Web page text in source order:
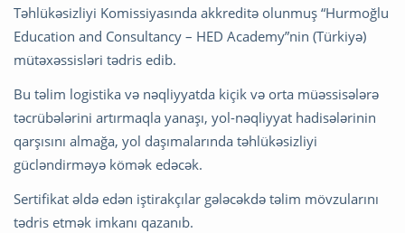
Təhlükəsizliyi Komissiyasında akkreditə olunmuş “Hurmoğlu
Education and Consultancy – HED Academy”nin (Türkiyə)
mütəxəssisləri tədris edib.
Bu təlim logistika və nəqliyyatda kiçik və orta müəssisələrə
təcrübələrini artırmaqla yanaşı, yol-nəqliyyat hadisələrinin
qarşısını almağa, yol daşımalarında təhlükəsizliyi
gücləndirməyə kömək edəcək.
Sertifikat əldə edən iştirakçılar gələcəkdə təlim mövzularını
tədris etmək imkanı qazanıb.